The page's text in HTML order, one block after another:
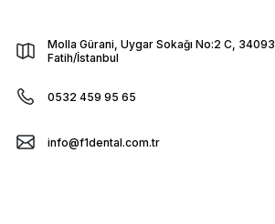
Molla Gürani, Uygar Sokağı No:2 C, 34093
Fatih/İstanbul
0532 459 95 65
info@f1dental.com.tr